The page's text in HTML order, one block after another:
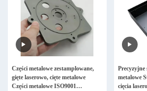
Części metalowe zestamplowane,
gięte laserowo, cięte metalowe
Części metalowe ISO9001
Precyzyjne
metalowe
cięcia